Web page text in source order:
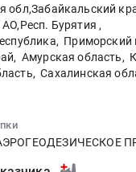
обл,Забайкальский
Бурятия ,
Приморский
Амурская область,
Сахалинская
округ,